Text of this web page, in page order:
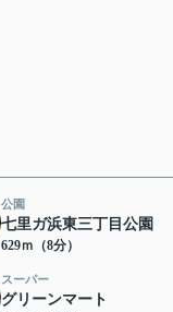
公園
七里ガ浜東三丁目公園
629ｍ（8分）
スーパー
グリーンマート